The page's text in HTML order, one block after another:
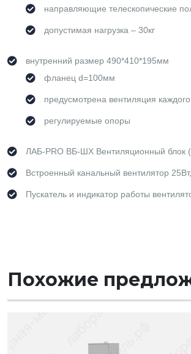
направляющие телескопические
допустимая нагрузка – 30кг
внутренний размер 490*410*195мм
фланец d=100мм
предусмотрена вентиляция
регулируемые опоры
ЛАБ-PRO ВБ-ШХ Вентиляционный блок
Встроенный канальный вентилятор
Пускатель и индикатор работы
Похожие